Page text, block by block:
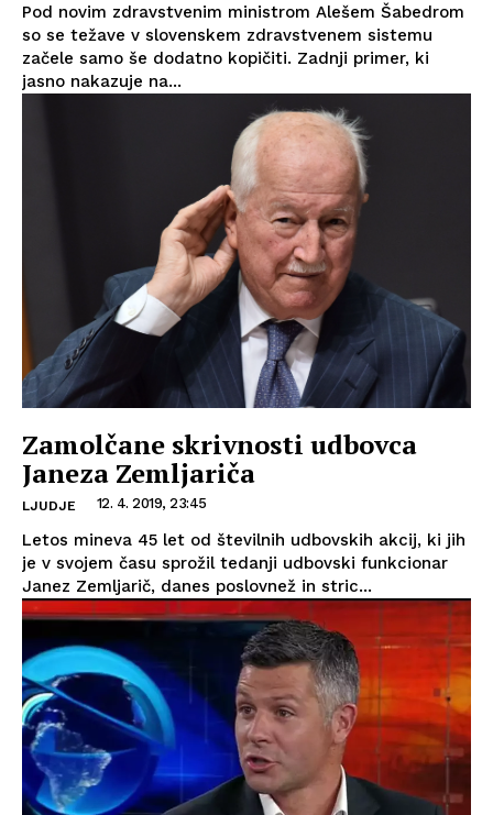
Pod novim zdravstvenim ministrom Alešem Šabedrom
so se težave v slovenskem zdravstvenem sistemu
začele samo še dodatno kopičiti. Zadnji primer, ki
jasno nakazuje na...
Zamolčane skrivnosti udbovca
Janeza Zemljariča
LJUDJE 12. 4. 2019, 23:45
Letos mineva 45 let od številnih udbovskih akcij, ki jih
je v svojem času sprožil tedanji udbovski funkcionar
Janez Zemljarič, danes poslovnež in stric...